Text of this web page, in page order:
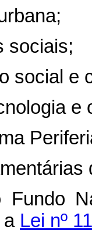
sociais;
social e
e
a Lei nº